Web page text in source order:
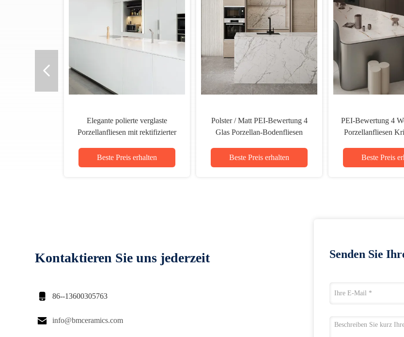
Elegante polierte verglaste
Porzellanfliesen mit rektifizierter
Wasserabsorption 0,05%
Beste Preis erhalten
Polster / Matt PEI-Bewertung 4
Glas Porzellan-Bodenfliesen
Wasseraufnahme
Beste Preis erhalten
PEI-Bewertung 4
Porzellanfliesen
Beste Preis
Kontaktieren Sie uns jederzeit
 86--13600305763
 info@bmceramics.com
Senden Sie